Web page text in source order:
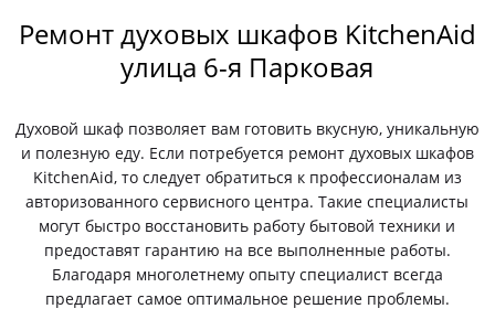
Ремонт духовых шкафов KitchenAid
улица 6-я Парковая
Духовой шкаф позволяет вам готовить вкусную, уникальную
и полезную еду. Если потребуется ремонт духовых шкафов
KitchenAid, то следует обратиться к профессионалам из
авторизованного сервисного центра. Такие специалисты
могут быстро восстановить работу бытовой техники и
предоставят гарантию на все выполненные работы.
Благодаря многолетнему опыту специалист всегда
предлагает самое оптимальное решение проблемы.